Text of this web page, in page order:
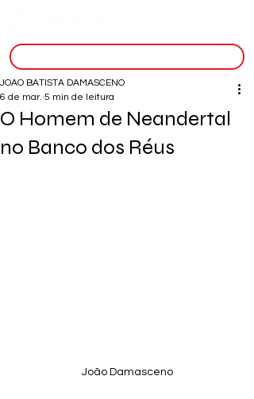
O Homem de Neandertal
no Banco dos Réus
JOAO BATISTA DAMASCENO
6 de mar. 5 min de leitura
João Damasceno